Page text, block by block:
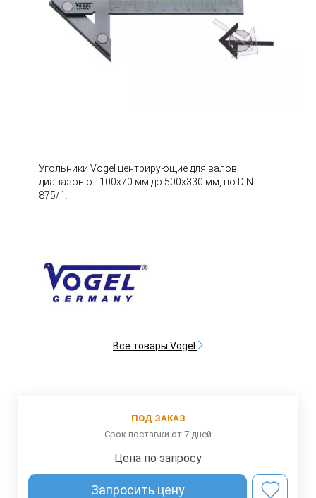
Угольники Vogel центрирующие для валов,
диапазон от 100х70 мм до 500х330 мм, по DIN
875/1.
Все товары Vogel
ПОД ЗАКАЗ
Срок поставки от 7 дней
Цена по запросу
Запросить цену